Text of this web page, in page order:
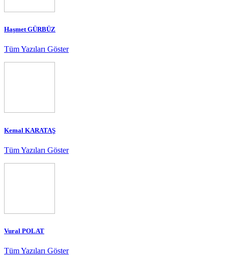
Haşmet GÜRBÜZ
Tüm Yazıları Göster
Kemal KARATAŞ
Tüm Yazıları Göster
Vural POLAT
Tüm Yazıları Göster